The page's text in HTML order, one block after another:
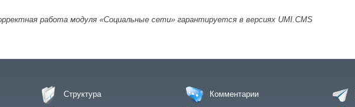
работа модуля «Социальные сети» гарантируется в версиях UMI.CMS
Структура Комментарии